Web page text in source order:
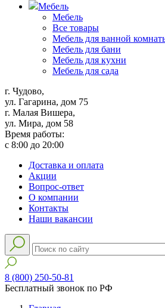
Мебель
Мебель
Все товары
Мебель для ванной
Мебель для бани
Мебель для кухни
Мебель для сада
г. Чудово,
ул. Гагарина, дом 75
г. Малая Вишера,
ул. Мира, дом 58
Время работы:
с 8:00 до 20:00
Доставка и оплата
Акции
Вопрос-ответ
О компании
Контакты
Наши вакансии
8 (800) 250-50-81
Бесплатный звонок по РФ